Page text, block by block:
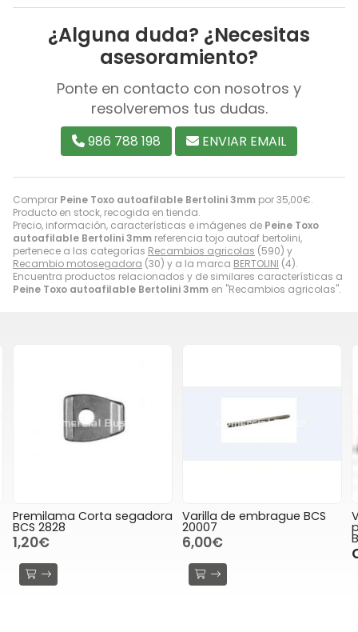
Comprar Peine Toxo autoafilable Bertolini 3mm por35,00€.
Producto en stock, recogida en tienda.
Precio, información, características e imágenes de Peine Toxo
autoafilable Bertolini 3mm referencia tojo autoaf bertolini,
pertenece a las categorías Recambios agricolas (590) y
Recambio motosegadora (30) y a la marca BERTOLINI (4).
Encuentra productos relacionados y de similares características a
Peine Toxo autoafilable Bertolini 3mm en "Recambios agricolas".
¿Alguna duda? ¿Necesitas
asesoramiento?
Ponte en contacto con nosotros y
resolveremos tus dudas.
986 788 198 ENVIAR EMAIL
Corta segadora Varilla de embrague BCS
20007
Vertedera
para